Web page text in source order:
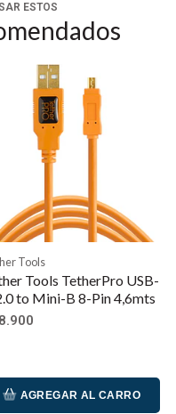
ESTOS
Tools
Tools TetherPro USB-
to Mini-B 8-Pin 4,6mts
AGREGAR AL CARRO